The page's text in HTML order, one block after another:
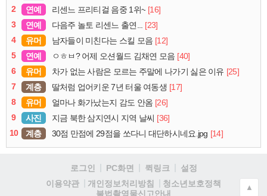
2
연예 리센느 프리티걸 음중 1위~ [16]
3
연예 다음주 놀토 리센느 출연... [23]
4
유머 남자들이 미친다는 스킬 모음 [12]
5
연예 ㅇㅎㅂ? 어제 오션월드 김채연 모음 [40]
6
유머 차가 없는 사람은 모르는 주말에 나가기 싫은 이유 [25]
7
계층 딸처럼 업어키운 7년 터울 여동생 [17]
8
유머 얼마나 화가났는지 감도 안옴 [26]
9
사진 지금 북한 삼지연시 지역 날씨 [36]
10
계층 30점 만점에 29점을 쏘다니 대단하시네요.jpg [14]
로그인 PC화면 퀵링크
설정
이용약관
개인정보처리방침
청소년보호정책
불법촬영물신고안내
▲